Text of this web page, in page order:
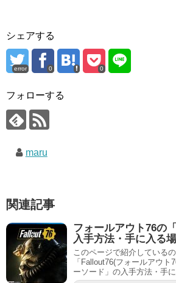
シェアする
error 0 0
フォローする
maru
関連記事
フォールアウト76の
入手方法・手に入る
このページで紹介している
「Fallout76(フォールアウト
ーソード」の入手方法・手